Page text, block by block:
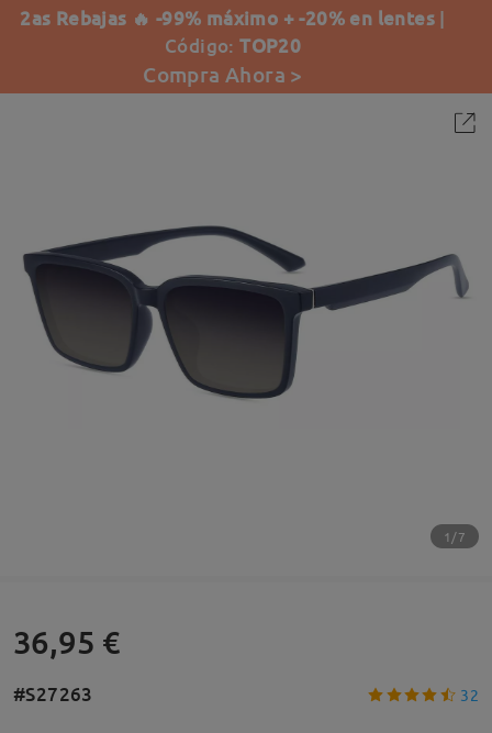
2as Rebajas 🔥 -99% máximo + -20% en lentes |
Código:TOP20
Compra Ahora >
1/7
36,95 €
#S27263 32